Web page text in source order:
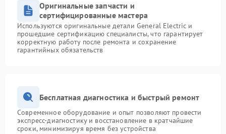
Оригинальные запчасти и
сертифицированные мастера
Используются оригинальные детали General Electric и
прошедшие сертификацию специалисты, что гарантирует
корректную работу после ремонта и сохранение
гарантийных обязательств
Бесплатная диагностика и быстрый ремонт
Современное оборудование и опыт позволяют провести
экспресс-диагностику и восстановление в кратчайшие
сроки, минимизируя время без устройства